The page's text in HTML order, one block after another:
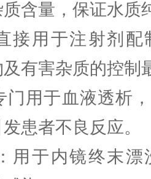
含量，保证水质
接用于注射剂配
有害杂质的控制
门用于血液透析
患者不良反应。
用于内镜终末